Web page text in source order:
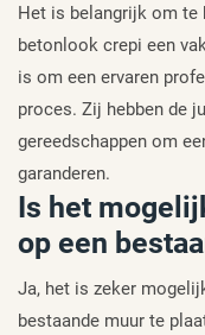
Het is belangrijk om te
betonlook crepi een
is om een ervaren
proces. Zij hebben de
gereedschappen om
garanderen.
Is het
op een
Ja, het is zeker
bestaande muur te